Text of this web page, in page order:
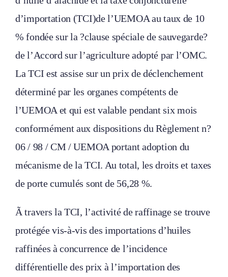
d’importation (TCI)de l’UEMOA au taux de 10
% fondée sur la ?clause spéciale de sauvegarde?
de l’Accord sur l’agriculture adopté par l’OMC.
La TCI est assise sur un prix de déclenchement
déterminé par les organes compétents de
l’UEMOA et qui est valable pendant six mois
conformément aux dispositions du Règlement n?
06 / 98 / CM / UEMOA portant adoption du
mécanisme de la TCI. Au total, les droits et taxes
de porte cumulés sont de 56,28 %.
Ã travers la TCI, l’activité de raffinage se trouve
protégée vis-à-vis des importations d’huiles
raffinées à concurrence de l’incidence
différentielle des prix à l’importation des